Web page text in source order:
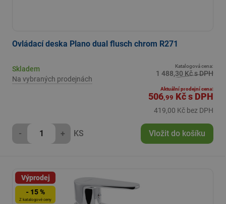
Ovládací deska Plano dual flusch chrom R271
Skladem
Na vybraných prodejnách
Katalogová cena:
1 488,30 Kč s DPH
Aktuální prodejní cena:
506,99 Kčs DPH
419,00 Kč bez DPH
- + KS Vložit do košíku
Výprodej
- 15 %
Z katalogové ceny